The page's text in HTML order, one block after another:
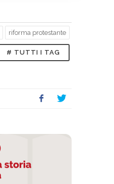
riforma protestante
# TUTTI I TAG